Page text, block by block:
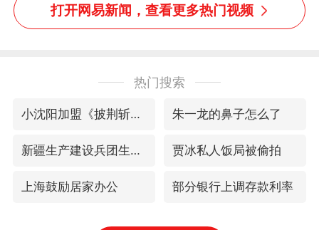
洗衣机自爆打开网易新闻，查看更多热门视频
热门搜索
小沈阳加盟《披荆斩棘》 朱一龙的鼻子怎么了
新疆生产建设兵团生态环境局原局长被查 贾冰私人饭局被偷拍
上海鼓励居家办公 部分银行上调存款利率